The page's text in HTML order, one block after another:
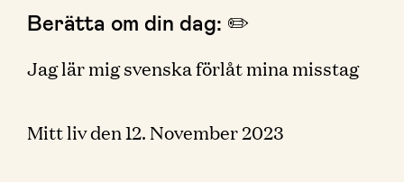
Berätta om din dag: ✏️
Jag lär mig svenska förlåt mina misstag
Mitt liv den 12. November 2023